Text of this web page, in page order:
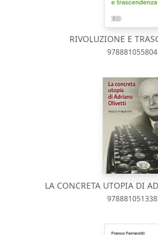
RIVOLUZIONE E
LA CONCRETA UTOPIA DI